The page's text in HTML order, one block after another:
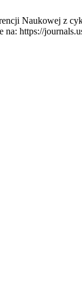
Naukowej z
na: https://